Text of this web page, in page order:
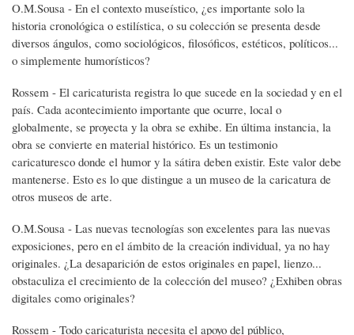
O.M.Sousa - En el contexto museístico, ¿es importante solo la
historia cronológica o estilística, o su colección se presenta desde
diversos ángulos, como sociológicos, filosóficos, estéticos, políticos...
o simplemente humorísticos?
Rossem - El caricaturista registra lo que sucede en la sociedad y en el
país. Cada acontecimiento importante que ocurre, local o
globalmente, se proyecta y la obra se exhibe. En última instancia, la
obra se convierte en material histórico. Es un testimonio
caricaturesco donde el humor y la sátira deben existir. Este valor debe
mantenerse. Esto es lo que distingue a un museo de la caricatura de
otros museos de arte.
O.M.Sousa - Las nuevas tecnologías son excelentes para las nuevas
exposiciones, pero en el ámbito de la creación individual, ya no hay
originales. ¿La desaparición de estos originales en papel, lienzo...
obstaculiza el crecimiento de la colección del museo? ¿Exhiben obras
digitales como originales?
Rossem - Todo caricaturista necesita el apoyo del público,